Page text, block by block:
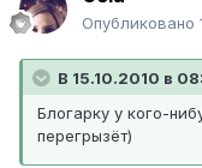
Опубликовано
В 15.10.2010 в
Блогарку у кого-
перегрызёт)